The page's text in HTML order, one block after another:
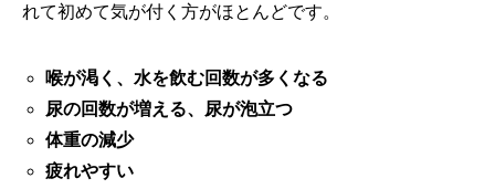
れて初めて気が付く方がほとんどです。
喉が渇く、水を飲む回数が多くなる
尿の回数が増える、尿が泡立つ
体重の減少
疲れやすい